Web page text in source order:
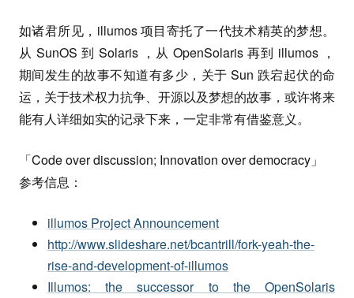
如诸君所见，illumos 项目寄托了一代技术精英的梦想。
从 SunOS 到 Solaris ，从 OpenSolaris 再到 illumos ，
期间发生的故事不知道有多少，关于 Sun 跌宕起伏的命
运，关于技术权力抗争、开源以及梦想的故事，或许将来
能有人详细如实的记录下来，一定非常有借鉴意义。
「Code over discussion; Innovation over democracy」
参考信息：
illumos Project Announcement
http://www.slideshare.net/bcantrill/fork-yeah-the-
rise-and-development-of-illumos
Illumos: the successor to the OpenSolaris